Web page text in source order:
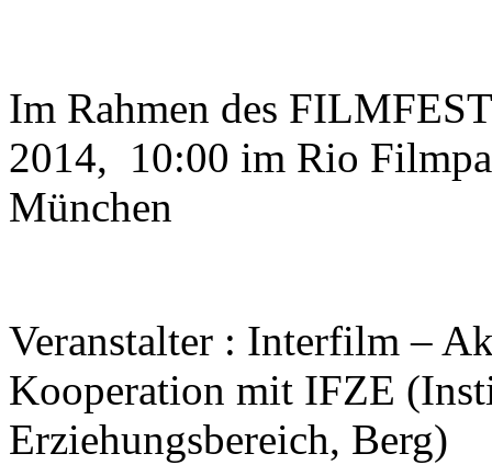
Im Rahmen des
2014, 10:00 im Rio
München
Veranstalter : Interfilm –
Kooperation mit IFZE
Erziehungsbereich, Berg)